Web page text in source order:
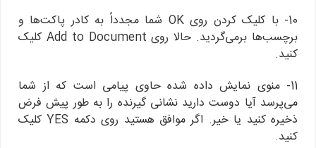
10- با کلیک کردن روی OK شما مجدداً به کادر پاکت‌ها و
برچسب‌ها برمی‌گردید. حالا روی Add to Document کلیک
کنید.
11- منوی نمایش داده شده حاوی پیامی است که از شما
می‌پرسد آیا دوست دارید نشانی گیرنده را به طور پیش فرض
ذخیره کنید یا خیر. اگر موافق هستید روی دکمه YES کلیک
کنید.